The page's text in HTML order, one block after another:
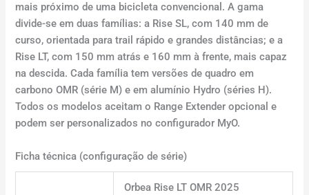
mais próximo de uma bicicleta convencional. A gama
divide-se em duas famílias: a Rise SL, com 140 mm de
curso, orientada para trail rápido e grandes distâncias; e a
Rise LT, com 150 mm atrás e 160 mm à frente, mais capaz
na descida. Cada família tem versões de quadro em
carbono OMR (série M) e em alumínio Hydro (séries H).
Todos os modelos aceitam o Range Extender opcional e
podem ser personalizados no configurador MyO.
Ficha técnica (configuração de série)
Orbea Rise LT OMR 2025